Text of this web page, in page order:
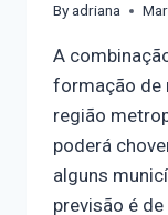
Byadriana
A
formação de
região
poderá
alguns
previsão é